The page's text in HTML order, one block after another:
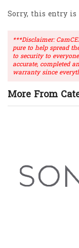
Sorry, this entry
***Disclaimer:
pure to help spread
to security to
accurate, completed
warranty since
More From